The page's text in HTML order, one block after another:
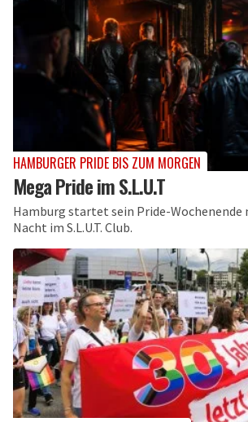
HAMBURGER PRIDE BIS ZUM MORGEN
Mega Pride im S.L.U.T
Hamburg startet sein Pride-Wochenende
Nacht im S.L.U.T. Club.